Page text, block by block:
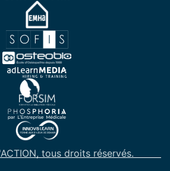
tous droits réservés.